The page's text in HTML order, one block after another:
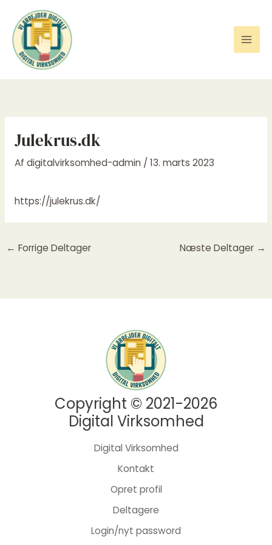
indholdet
Julekrus.dk
Af digitalvirksomhed-admin / 13. marts 2023
https://julekrus.dk/
← Forrige Deltager Næste Deltager →
Copyright © 2021-2026
Digital Virksomhed
Digital Virksomhed
Kontakt
Opret profil
Deltagere
Login/nyt password